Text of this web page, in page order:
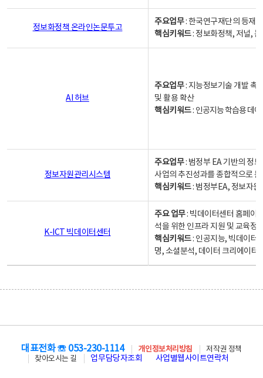
정보화정책 온라인논문투고
주요업무: 한국연구재단의 등재
핵심키워드: 정보화정책, 저널,
AI 허브
주요업무: 지능정보기술 개발 촉
및 활용 확산
핵심키워드: 인공지능 학습용 데
정보자원관리시스템
주요업무: 범정부 EA 기반의 정
사업의 추진성과를 종합적으로
핵심키워드: 범정부EA, 정보자
K-ICT 빅데이터센터
주요 업무: 빅데이터센터 홈페이
석을 위한 인프라 지원 및 교육정
핵심키워드: 인공지능, 빅데이터,
명, 소셜분석, 데이터 크리에이터
대표전화 ☏ 053-230-1114 개인정보처리방침
저작권 정책
찾아오시는 길
업무담당자조회 사업별웹사이트연락처